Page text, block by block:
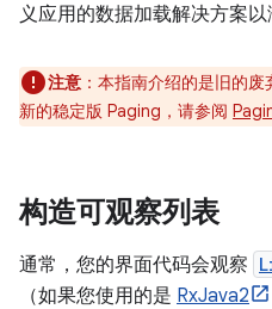
义应用的数据加载解决方案以
注意 ：本指南介绍的是旧的
新的稳定版 Paging，请参阅
构造可观察列表
通常，您的界面代码会观察
（如果您使用的是 RxJava2